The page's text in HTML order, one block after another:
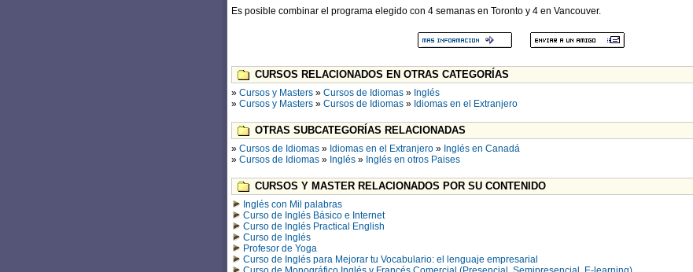
Es posible combinar el programa elegido con 4 semanas en Toronto y 4 en Vancouver.
CURSOS RELACIONADOS EN OTRAS CATEGORÍAS
» Cursos y Masters » Cursos de Idiomas » Inglés
» Cursos y Masters » Cursos de Idiomas » Idiomas en el Extranjero
OTRAS SUBCATEGORÍAS RELACIONADAS
» Cursos de Idiomas » Idiomas en el Extranjero » Inglés en Canadá
» Cursos de Idiomas » Inglés » Inglés en otros Paises
CURSOS Y MASTER RELACIONADOS POR SU CONTENIDO
Inglés con Mil palabras
Curso de Inglés Básico e Internet
Curso de Inglés Practical English
Curso de Inglés
Profesor de Yoga
Curso de Inglés para Mejorar tu Vocabulario: el lenguaje empresarial